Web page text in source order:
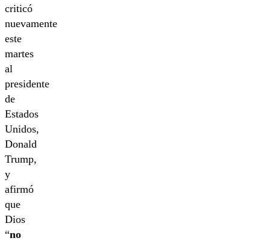
criticó
nuevamente
este
martes
al
presidente
de
Estados
Unidos,
Donald
Trump,
y
afirmó
que
Dios
“no